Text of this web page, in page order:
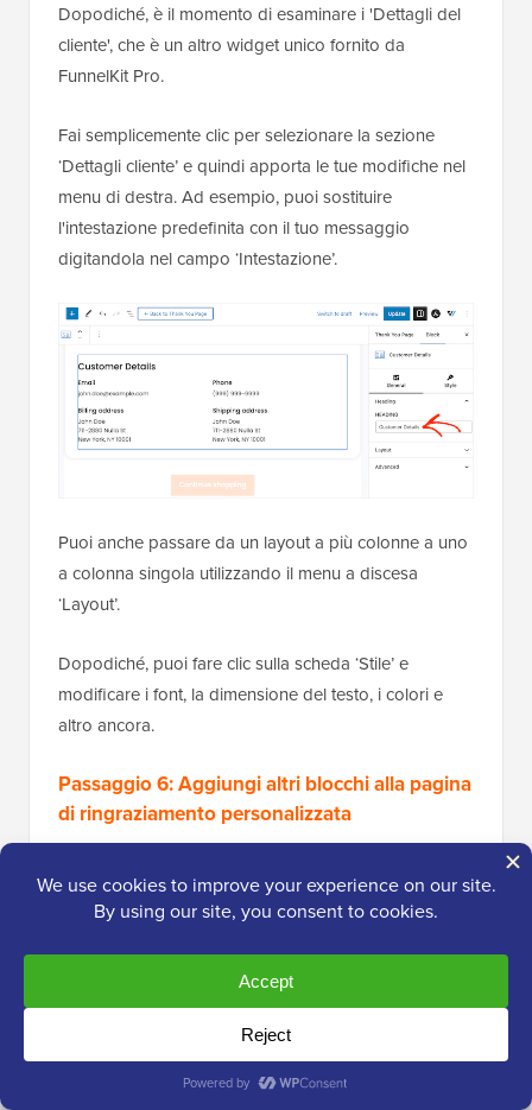
Dopodiché, è il momento di esaminare i 'Dettagli del
cliente', che è un altro widget unico fornito da
FunnelKit Pro.
Fai semplicemente clic per selezionare la sezione
‘Dettagli cliente’ e quindi apporta le tue modifiche nel
menu di destra. Ad esempio, puoi sostituire
l'intestazione predefinita con il tuo messaggio
digitandola nel campo ‘Intestazione’.
Puoi anche passare da un layout a più colonne a uno
a colonna singola utilizzando il menu a discesa
‘Layout’.
Dopodiché, puoi fare clic sulla scheda ‘Stile’ e
modificare i font, la dimensione del testo, i colori e
altro ancora.
Passaggio 6: Aggiungi altri blocchi alla pagina
di ringraziamento personalizzata
modello, potresti voler aggiungere i tuoi contenuti.
Questo può aiutarti a migliorare l'esperienza del
cliente, ottenere più vendite, promuovere il tuo
Per aggiungere blocchi, fai semplicemente clic
sull'icona '+' nell'angolo in alto a destra e trascina